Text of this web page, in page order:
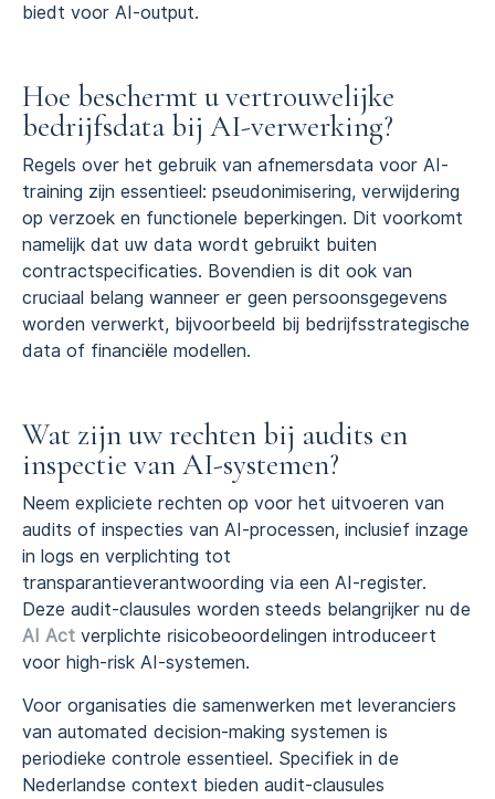
biedt voor AI-output.
Hoe beschermt u vertrouwelijke
bedrijfsdata bij AI-verwerking?
Regels over het gebruik van afnemersdata voor AI-
training zijn essentieel: pseudonimisering, verwijdering
op verzoek en functionele beperkingen. Dit voorkomt
namelijk dat uw data wordt gebruikt buiten
contractspecificaties. Bovendien is dit ook van
cruciaal belang wanneer er geen persoonsgegevens
worden verwerkt, bijvoorbeeld bij bedrijfsstrategische
data of financiële modellen.
Wat zijn uw rechten bij audits en
inspectie van AI-systemen?
Neem expliciete rechten op voor het uitvoeren van
audits of inspecties van AI-processen, inclusief inzage
in logs en verplichting tot
transparantieverantwoording via een AI-register.
Deze audit-clausules worden steeds belangrijker nu de
AI Act verplichte risicobeoordelingen introduceert
voor high-risk AI-systemen.
Voor organisaties die samenwerken met leveranciers
van automated decision-making systemen is
periodieke controle essentieel. Specifiek in de
Nederlandse context bieden audit-clausules